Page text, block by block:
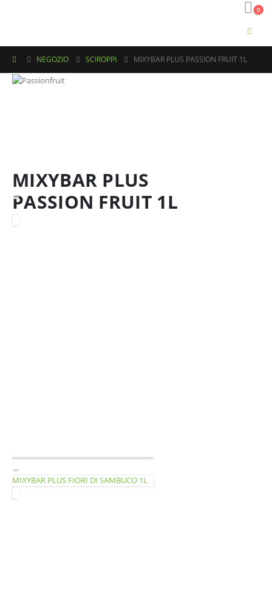
0
NEGOZIO SCIROPPI MIXYBAR PLUS PASSION FRUIT 1L
MIXYBAR PLUS
PASSION FRUIT 1L
MIXYBAR PLUS FIORI DI SAMBUCO 1L